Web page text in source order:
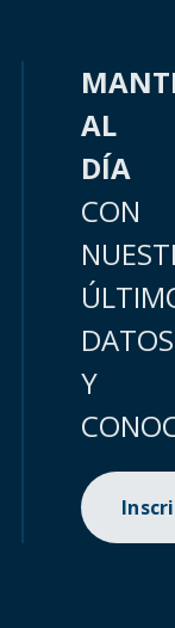
AL
DÍA
CON
DATOS
Y